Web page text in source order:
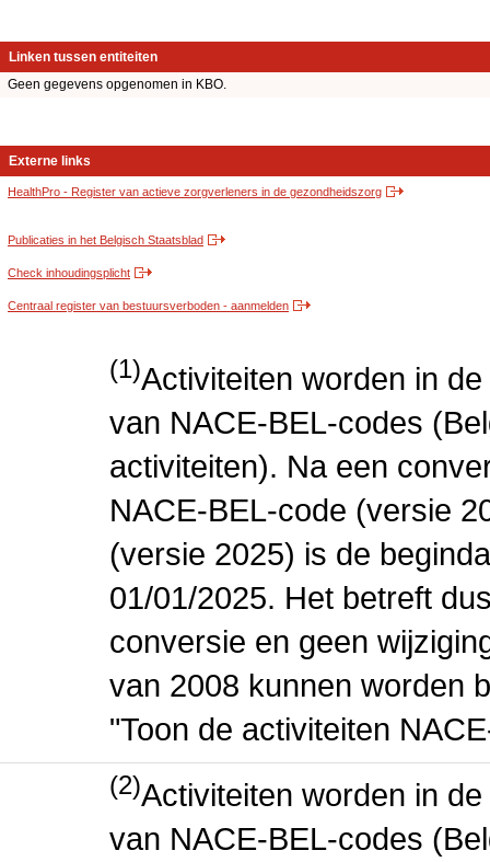
Linken tussen entiteiten
Geen gegevens opgenomen in KBO.
Externe links
HealthPro - Register van actieve zorgverleners in de gezondheidszorg
Publicaties in het Belgisch Staatsblad
Check inhoudingsplicht
Centraal register van bestuursverboden - aanmelden
(1)Activiteiten worden in
van NACE-BEL-codes
activiteiten). Na een
NACE-BEL-code (versie
(versie 2025) is de
01/01/2025. Het betreft
conversie en geen
van 2008 kunnen worden
"Toon de activiteiten
(2)Activiteiten worden in
van NACE-BEL-codes